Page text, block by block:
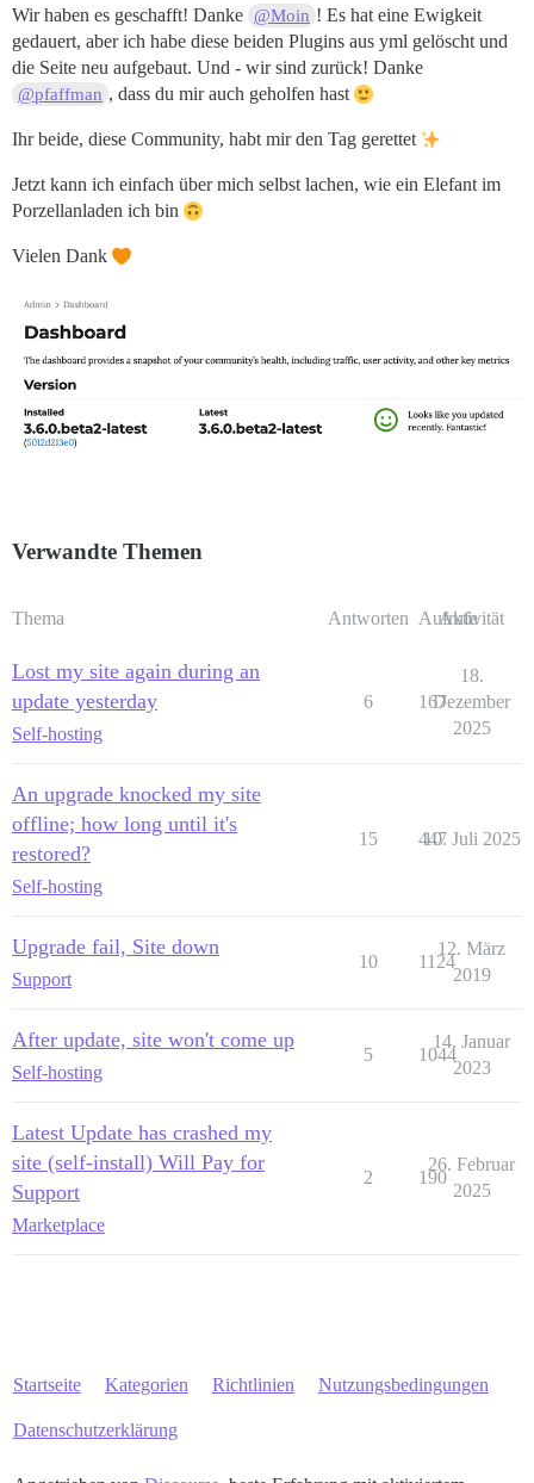
Wir haben es geschafft! Danke @Moin ! Es hat eine Ewigkeit
gedauert, aber ich habe diese beiden Plugins aus yml gelöscht und
die Seite neu aufgebaut. Und - wir sind zurück! Danke
@pfaffman , dass du mir auch geholfen hast
Ihr beide, diese Community, habt mir den Tag gerettet
Jetzt kann ich einfach über mich selbst lachen, wie ein Elefant im
Porzellanladen ich bin
Vielen Dank
Verwandte Themen
Thema Antworten Aufrufe
Aktivität
Lost my site again during an
update yesterday
Self-hosting
6 167
18.
Dezember
2025
An upgrade knocked my site
offline; how long until it's
restored?
Self-hosting
15 447
10. Juli 2025
Upgrade fail, Site down
Support
10 1124
12. März
2019
After update, site won't come up
Self-hosting
5 1044
14. Januar
2023
Latest Update has crashed my
site (self-install) Will Pay for
Support
Marketplace
2 190
26. Februar
2025
Startseite Kategorien Richtlinien Nutzungsbedingungen
Datenschutzerklärung